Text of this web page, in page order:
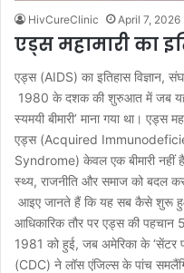
HivCureClinic April 7, 2026
एड्स महामारी का
एड्स (AIDS) का इतिहास विज्ञान,
1980 के दशक की शुरुआत में जब यह
स्यमयी बीमारी’ माना गया था। एड्स
एड्स (Acquired
Syndrome) केवल एक बीमारी नहीं
स्थ्य, राजनीति और समाज को बदल
आइए जानते हैं कि यह सब कैसे शुरू
आधिकारिक तौर पर एड्स की पहचान
1981 को हुई, जब अमेरिका के ‘सेंटर
(CDC) ने लॉस एंजिल्स के पांच